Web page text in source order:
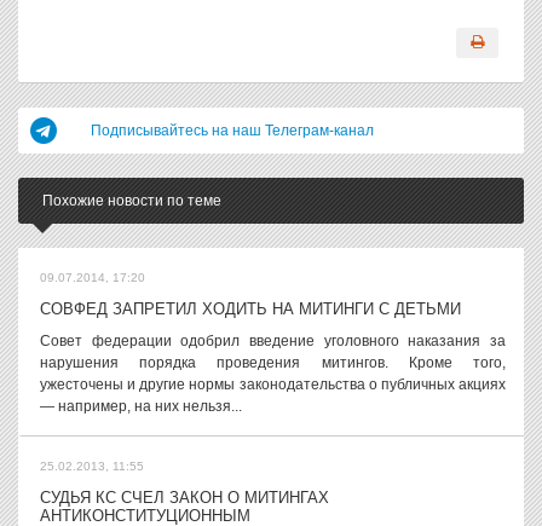
Подписывайтесь на наш Телеграм-канал
Похожие новости по теме
09.07.2014, 17:20
СОВФЕД ЗАПРЕТИЛ ХОДИТЬ НА МИТИНГИ С ДЕТЬМИ
Совет федерации одобрил введение уголовного наказания за
нарушения порядка проведения митингов. Кроме того,
ужесточены и другие нормы законодательства о публичных акциях
— например, на них нельзя...
25.02.2013, 11:55
СУДЬЯ КС СЧЕЛ ЗАКОН О МИТИНГАХ
АНТИКОНСТИТУЦИОННЫМ